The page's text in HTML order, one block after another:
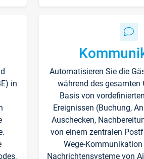
in
Automatisieren Sie die
während des gesamten
Basis von
Ereignissen (Buchung,
Auschecken,
von einem zentralen
Wege-
Nachrichtensysteme von